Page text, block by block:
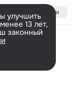
Войти
улучшить
13 лет,
законный